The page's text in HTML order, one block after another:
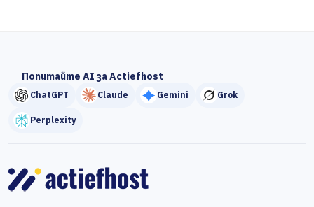
Попитайте AI за Actiefhost
ChatGPT Claude Gemini Grok
Perplexity